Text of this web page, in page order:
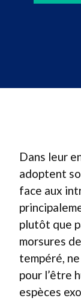
Dans leur
adoptent
face aux
plutôt que
morsures
tempéré,
pour l’être
espèces